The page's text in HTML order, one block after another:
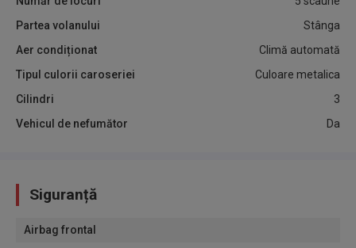
Partea volanului
Stânga
Aer condiționat
Climă automată
Tipul culorii caroseriei
Culoare metalica
Cilindri
3
Vehicul de nefumător
Da
Siguranță
Airbag frontal